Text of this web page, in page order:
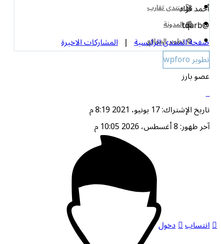
🚀 منتدى تقارب
📰 المدونة
⚙️ تطوير المواقع
انتساب دخول
أحمد فؤاد
@tqarb
صفحة المنتدى الرئيسية| المشاركات الاخيرة
تطوير wpforo
عضو بارز
تاريخ الإشتراك: 17 يونيو، 2021 8:19 م
آخر ظهور: 8 أغسطس، 2026 10:05 م